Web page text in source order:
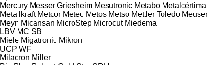
Mercury Messer Griesheim Mesutronic Metabo Metalcértima
Metallkraft Metcor Metec Metos Metso Mettler Toledo Meuser
Meyn Micansan MicroStep Microcut Miedema
LBV MC SB
Miele Migatronic Mikron
UCP WF
Milacron Miller